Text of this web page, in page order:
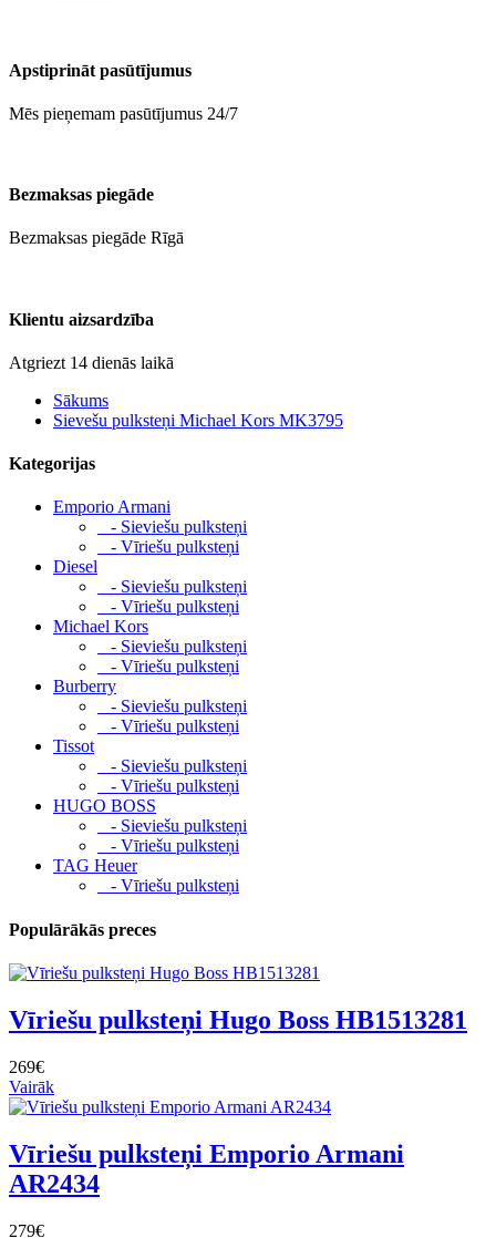
Apstiprināt pasūtījumus
Mēs pieņemam pasūtījumus 24/7
Bezmaksas piegāde
Bezmaksas piegāde Rīgā
Klientu aizsardzība
Atgriezt 14 dienās laikā
Sākums
Sievešu pulksteņi Michael Kors MK3795
Kategorijas
Emporio Armani
- Sieviešu pulksteņi
- Vīriešu pulksteņi
Diesel
- Sieviešu pulksteņi
- Vīriešu pulksteņi
Michael Kors
- Sieviešu pulksteņi
- Vīriešu pulksteņi
Burberry
- Sieviešu pulksteņi
- Vīriešu pulksteņi
Tissot
- Sieviešu pulksteņi
- Vīriešu pulksteņi
HUGO BOSS
- Sieviešu pulksteņi
- Vīriešu pulksteņi
TAG Heuer
- Vīriešu pulksteņi
Populārākās preces
Vīriešu pulksteņi Hugo Boss HB1513281
269€
Vairāk
Vīriešu pulksteņi Emporio Armani
AR2434
279€